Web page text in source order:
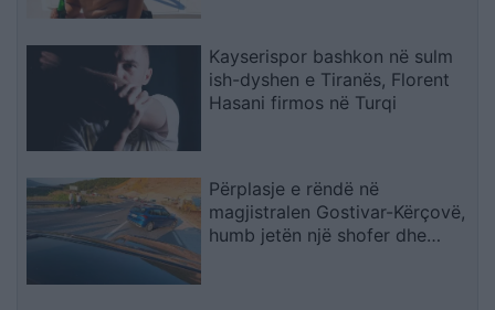
Kayserispor bashkon në sulm
ish-dyshen e Tiranës, Florent
Hasani firmos në Turqi
Përplasje e rëndë në
magjistralen Gostivar-Kërçovë,
humb jetën një shofer dhe